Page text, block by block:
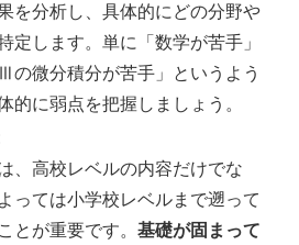
を分析し、具体的にどの分野や
定します。単に「数学が苦手」
の微分積分が苦手」というよう
的に弱点を把握しましょう。
、高校レベルの内容だけでな
っては小学校レベルまで遡って
とが重要です。基礎が固まって